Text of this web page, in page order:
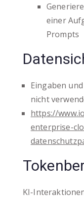
einer
Prompts
Eingaben
nicht
https://
enterprise-
KI-